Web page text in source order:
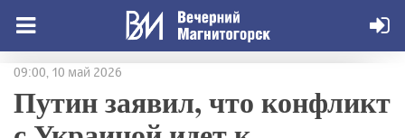
09:00, 10 май 2026
Путин заявил, что конфликт